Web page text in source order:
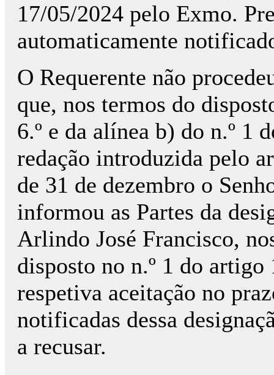
17/05/2024 pelo Exmo.
automaticamente
O Requerente não
que, nos termos do
6.º e da alínea b) do n.º 1
redação introduzida pelo
de 31 de dezembro o
informou as Partes da
Arlindo José Francisco,
disposto no n.º 1 do artigo
respetiva aceitação no
notificadas dessa
a recusar.